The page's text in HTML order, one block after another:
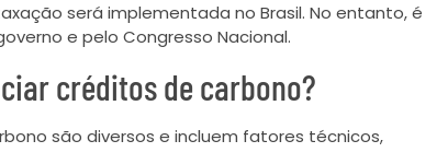
será implementada no Brasil. No entanto, é
e pelo Congresso Nacional.
créditos de carbono?
são diversos e incluem fatores técnicos,